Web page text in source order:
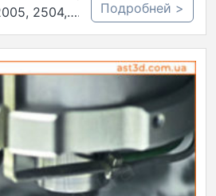
2504,…..
Подробней >